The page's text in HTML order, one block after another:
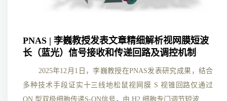
PNAS | 李巍教授发表文章精细解析视网膜短波
长（蓝光）信号接收和传递回路及调控机制
​ 2025年12月1日，李巍教授在PNAS发表研究成果，结合
多种技术手段证实十三线地松鼠视网膜 S 视锥回路仅通过
ON 型双极细胞传递S-ON信号，由 H2 细胞专门调节短波...